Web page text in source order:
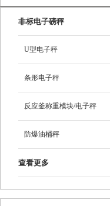
非标电子磅秤
U型电子秤
条形电子秤
反应釜称重模块/电子秤
防爆油桶秤
查看更多